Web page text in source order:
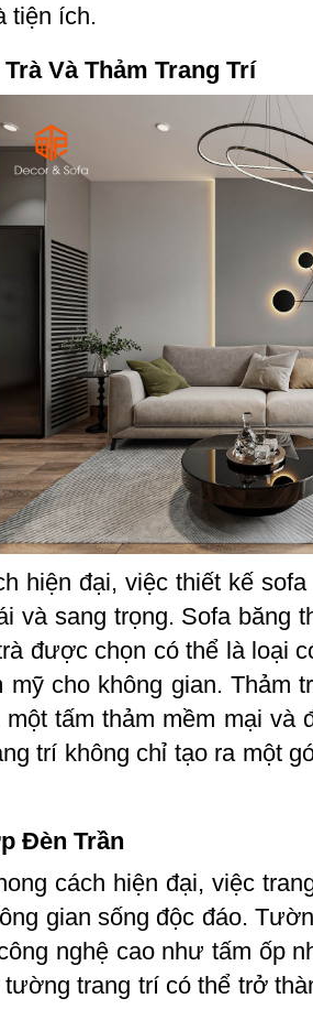
tiện ích.
Và Thảm Trang Trí
hiện đại, việc thiết kế
và sang trọng. Sofa
được chọn có thể là loại
cho không gian.
tấm thảm mềm mại
trí không chỉ tạo ra một
Đèn Trần
cách hiện đại, việc
gian sống độc đáo.
nghệ cao như tấm ốp
trang trí có thể trở